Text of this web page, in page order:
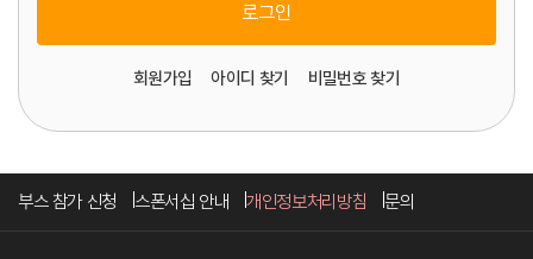
로그인
회원가입 아이디 찾기 비밀번호 찾기
부스 참가 신청 스폰서십 안내 개인정보처리방침 문의